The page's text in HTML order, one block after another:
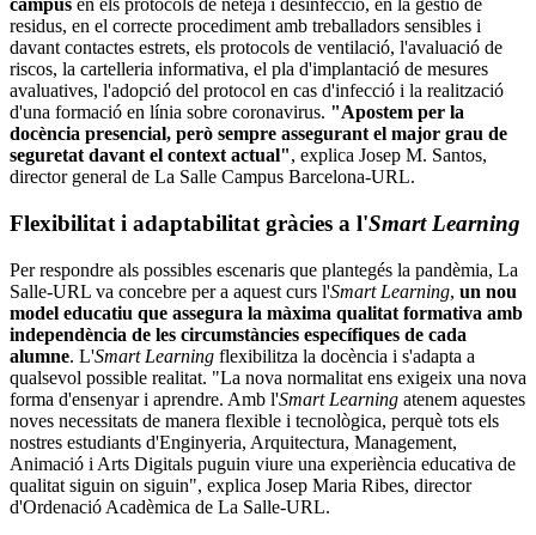
campus en els protocols de neteja i desinfecció, en la gestió de
residus, en el correcte procediment amb treballadors sensibles i
davant contactes estrets, els protocols de ventilació, l'avaluació de
riscos, la cartelleria informativa, el pla d'implantació de mesures
avaluatives, l'adopció del protocol en cas d'infecció i la realització
d'una formació en línia sobre coronavirus. "Apostem per la
docència presencial, però sempre assegurant el major grau de
seguretat davant el context actual", explica Josep M. Santos,
director general de La Salle Campus Barcelona-URL.
Flexibilitat i adaptabilitat gràcies a l'Smart Learning
Per respondre als possibles escenaris que plantegés la pandèmia, La
Salle-URL va concebre per a aquest curs l'Smart Learning, un nou
model educatiu que assegura la màxima qualitat formativa amb
independència de les circumstàncies específiques de cada
alumne. L'Smart Learning flexibilitza la docència i s'adapta a
qualsevol possible realitat. "La nova normalitat ens exigeix ​​una nova
forma d'ensenyar i aprendre. Amb l'Smart Learning atenem aquestes
noves necessitats de manera flexible i tecnològica, perquè tots els
nostres estudiants d'Enginyeria, Arquitectura, Management,
Animació i Arts Digitals puguin viure una experiència educativa de
qualitat siguin on siguin", explica Josep Maria Ribes, director
d'Ordenació Acadèmica de La Salle-URL.